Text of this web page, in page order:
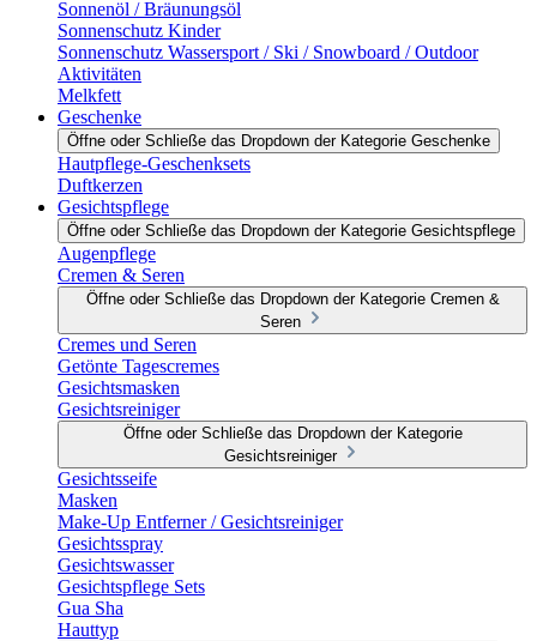
Sonnenöl / Bräunungsöl
Sonnenschutz Kinder
Sonnenschutz Wassersport / Ski / Snowboard / Outdoor
Aktivitäten
Melkfett
Geschenke
Öffne oder Schließe das Dropdown der Kategorie Geschenke
Hautpflege-Geschenksets
Duftkerzen
Gesichtspflege
Öffne oder Schließe das Dropdown der Kategorie Gesichtspflege
Augenpflege
Cremen & Seren
Öffne oder Schließe das Dropdown der Kategorie Cremen &
Seren
Cremes und Seren
Getönte Tagescremes
Gesichtsmasken
Gesichtsreiniger
Öffne oder Schließe das Dropdown der Kategorie
Gesichtsreiniger
Gesichtsseife
Masken
Make-Up Entferner / Gesichtsreiniger
Gesichtsspray
Gesichtswasser
Gesichtspflege Sets
Gua Sha
Hauttyp